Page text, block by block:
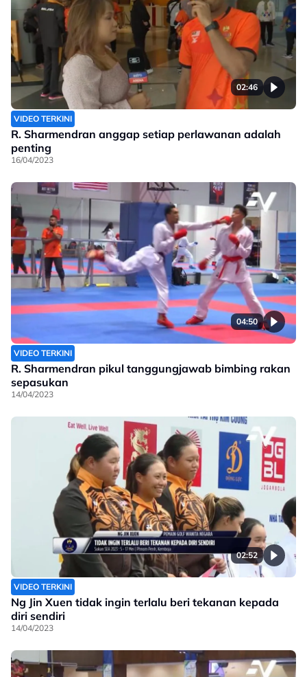
02:46
VIDEO TERKINI
R. Sharmendran anggap setiap perlawanan adalah
penting
16/04/2023
04:50
VIDEO TERKINI
R. Sharmendran pikul tanggungjawab bimbing rakan
sepasukan
14/04/2023
02:52
VIDEO TERKINI
Ng Jin Xuen tidak ingin terlalu beri tekanan kepada
diri sendiri
14/04/2023